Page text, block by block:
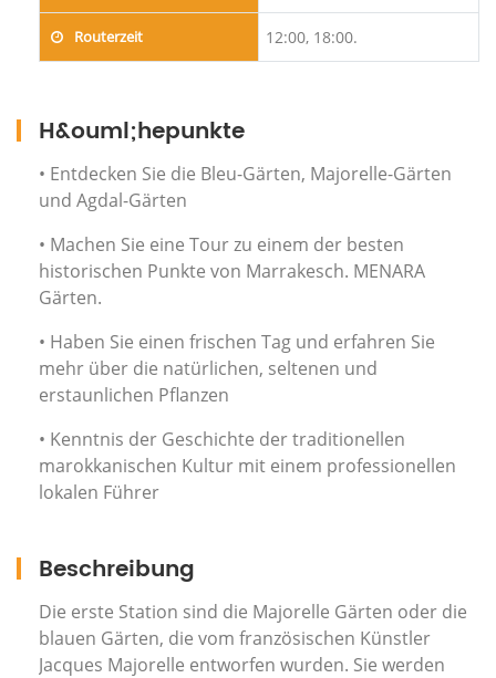
Routerzeit 12:00, 18:00.
H&ouml;hepunkte
• Entdecken Sie die Bleu-Gärten, Majorelle-Gärten
und Agdal-Gärten
• Machen Sie eine Tour zu einem der besten
historischen Punkte von Marrakesch. MENARA
Gärten.
• Haben Sie einen frischen Tag und erfahren Sie
mehr über die natürlichen, seltenen und
erstaunlichen Pflanzen
• Kenntnis der Geschichte der traditionellen
marokkanischen Kultur mit einem professionellen
lokalen Führer
Beschreibung
Die erste Station sind die Majorelle Gärten oder die
blauen Gärten, die vom französischen Künstler
Jacques Majorelle entworfen wurden. Sie werden